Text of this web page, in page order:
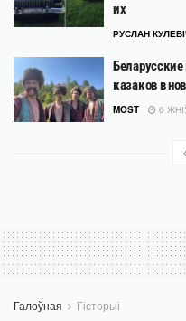
их
РУСЛАН
казаков в
MOST 6
Галоўная Гісторыі